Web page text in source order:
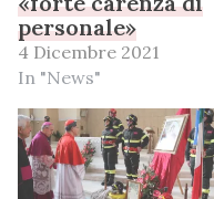
personale»
4 Dicembre 2021
In "News"